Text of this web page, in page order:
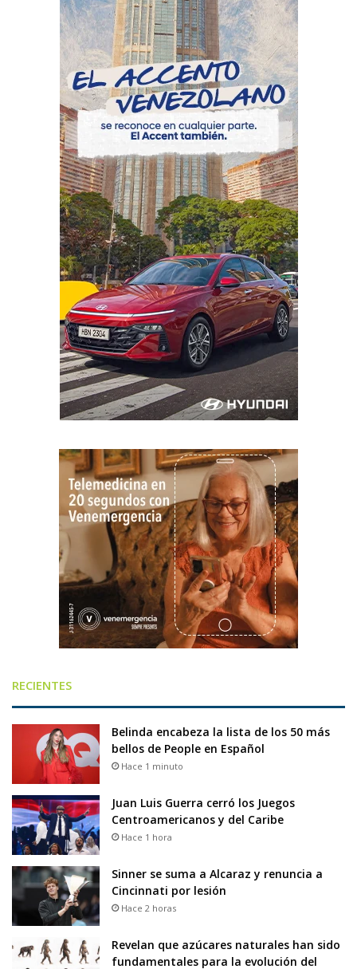
RECIENTES
Belinda encabeza la lista de los 50 más
bellos de People en Español
Hace 1 minuto
Juan Luis Guerra cerró los Juegos
Centroamericanos y del Caribe
Hace 1 hora
Sinner se suma a Alcaraz y renuncia a
Cincinnati por lesión
Hace 2 horas
Revelan que azúcares naturales han sido
fundamentales para la evolución del